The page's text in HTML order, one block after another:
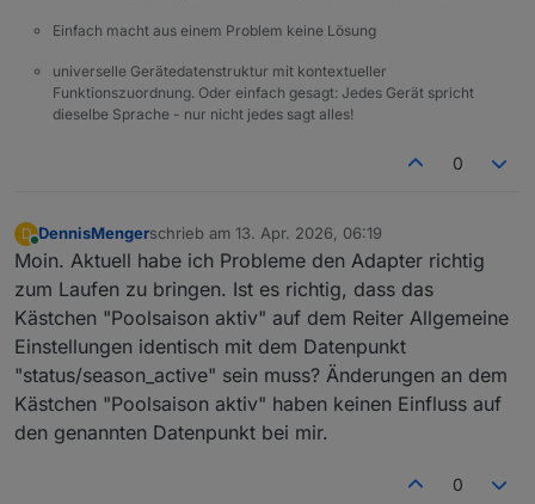
Einfach macht aus einem Problem keine Lösung
universelle Gerätedatenstruktur mit kontextueller
Funktionszuordnung. Oder einfach gesagt: Jedes Gerät spricht
dieselbe Sprache - nur nicht jedes sagt alles!
0
D
Online
DennisMengerschrieb am 13. Apr. 2026, 06:19
zuletzt editiert von
Moin. Aktuell habe ich Probleme den Adapter richtig
zum Laufen zu bringen. Ist es richtig, dass das
Kästchen "Poolsaison aktiv" auf dem Reiter Allgemeine
Einstellungen identisch mit dem Datenpunkt
"status/season_active" sein muss? Änderungen an dem
Kästchen "Poolsaison aktiv" haben keinen Einfluss auf
den genannten Datenpunkt bei mir.
0